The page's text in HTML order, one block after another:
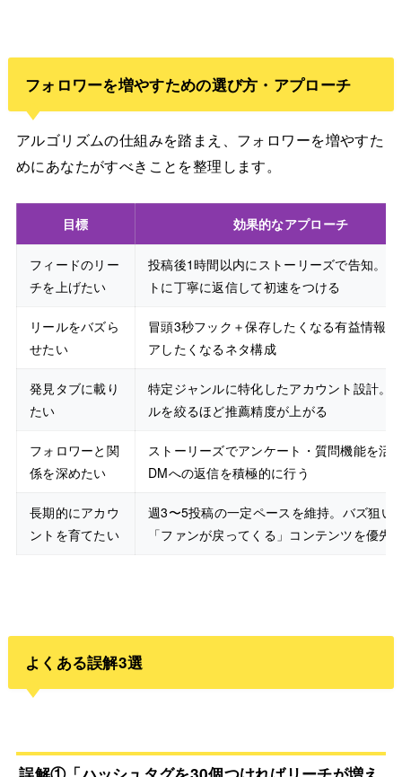
フォロワーを増やすための選び方・アプローチ
アルゴリズムの仕組みを踏まえ、フォロワーを増やすた
めにあなたがすべきことを整理します。
目標 効果的なアプローチ
フィードのリー
チを上げたい
投稿後1時間以内にストーリーズで告知。
トに丁寧に返信して初速をつける
リールをバズら
せたい
冒頭3秒フック＋保存したくなる有益情報
アしたくなるネタ構成
発見タブに載り
たい
特定ジャンルに特化したアカウント設計。
ルを絞るほど推薦精度が上がる
フォロワーと関
係を深めたい
ストーリーズでアンケート・質問機能を活
DMへの返信を積極的に行う
長期的にアカウ
ントを育てたい
週3〜5投稿の一定ペースを維持。バズ狙い
「ファンが戻ってくる」コンテンツを優先
よくある誤解3選